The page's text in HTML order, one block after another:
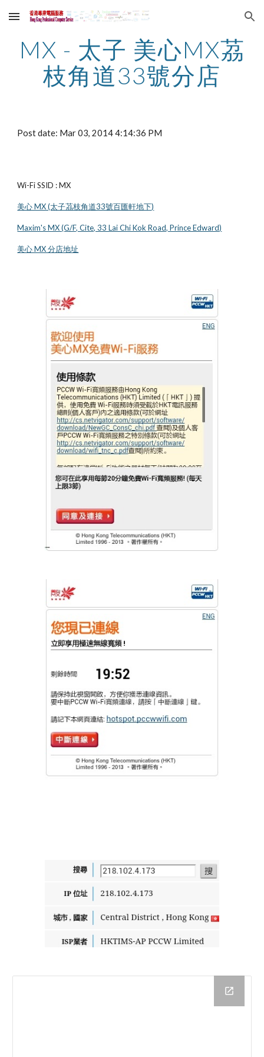
Skip to main content Skip to navigation
MX - 太子 美心MX茘
枝角道33號分店
Post date: Mar 03, 2014 4:14:36 PM
Wi-Fi SSID : MX
美心 MX (太子茘枝角道33號百匯軒地下)
Maxim's MX (G/F, Cite, 33 Lai Chi Kok Road, Prince Edward)
美心 MX 分店地址